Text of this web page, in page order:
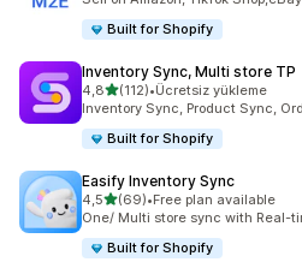
Built for Shopify
Inventory Sync, Multi store TP
4,85 yıldız üzerinden
(112)
toplam 112 değerlendirme
•Ücretsiz yükleme
Inventory Sync, Product Sync,
Built for Shopify
Easify Inventory Sync
4,55 yıldız üzerinden
(69)
toplam 69 değerlendirme
•Free plan available
One/ Multi store sync with Real-
Built for Shopify